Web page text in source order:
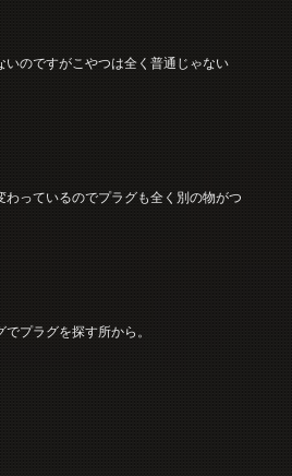
いのですがこやつは全く普通じゃない
わっているのでプラグも全く別の物がつ
プラグを探す所から。